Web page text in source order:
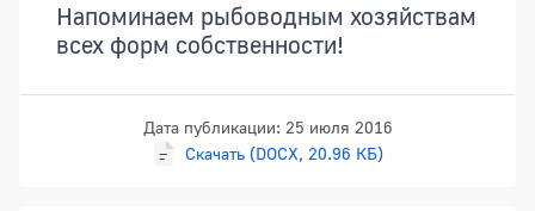
Напоминаем рыбоводным хозяйствам
всех форм собственности!
Дата публикации: 25 июля 2016
Скачать (DOCX, 20.96 КБ)